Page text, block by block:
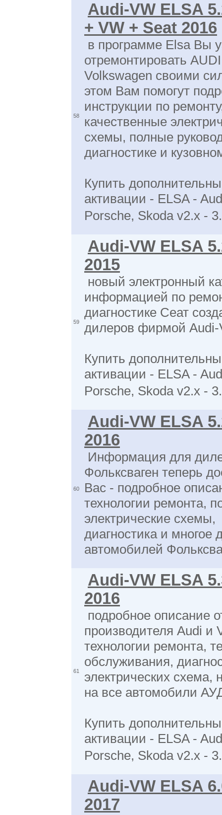
58
Audi-VW ELSA
+ VW + Seat 2016
в программе Elsa Вы
отремонтировать
Volkswagen своими
этом Вам помогут
инструкции по
качественные
схемы, полные
диагностике и
Купить
активации - ELSA -
Porsche, Skoda v2.x -
59
Audi-VW ELSA
2015
новый электронный
информацией по
диагностике Сеат
дилеров фирмой Audi-
Купить
активации - ELSA -
Porsche, Skoda v2.x -
60
Audi-VW ELSA
2016
Информация для
Фольксваген теперь
Вас - подробное
технологии ремонта,
электрические схемы,
диагностика и многое
автомобилей
61
Audi-VW ELSA
2016
подробное описание
производителя Audi и
технологии ремонта,
обслуживания,
электрических схема,
на все автомобили
Купить
активации - ELSA -
Porsche, Skoda v2.x -
Audi-VW ELSA
2017